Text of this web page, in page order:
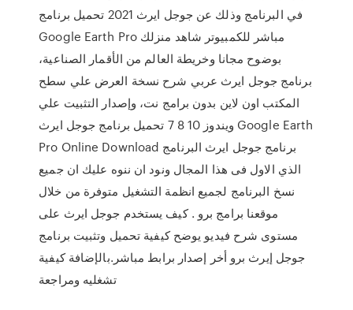
في البرنامج وذلك عن جوجل ايرث 2021 تحميل برنامج
Google Earth Pro مباشر للكمبيوتر شاهد منزلك
بوضوح مجانا وخريطة العالم من الأقمار الصناعية،
برنامج جوجل ايرث عربي شرح نسخة العرض علي سطح
المكتب اون لاين بدون برامج نت، وإصدار التثبيت علي
ويندوز 10 8 7 تحميل برنامج جوجل ايرث Google Earth
Pro Online Download برنامج جوجل ايرث البرنامج
الذي الاول فى هذا المجال ونود ان ننوه عليك ان جميع
نسخ البرنامج لجميع انظمة التشغيل متوفرة من خلال
موقعنا برامج برو . كيف يستخدم جوجل ايرث على
مستوى شرح فيديو يوضح كيفية تحميل وتثبيت برنامج
جوجل إيرث برو أخر إصدار برابط مباشر.بالإضافة كيفية
تشغليه ومراجعة